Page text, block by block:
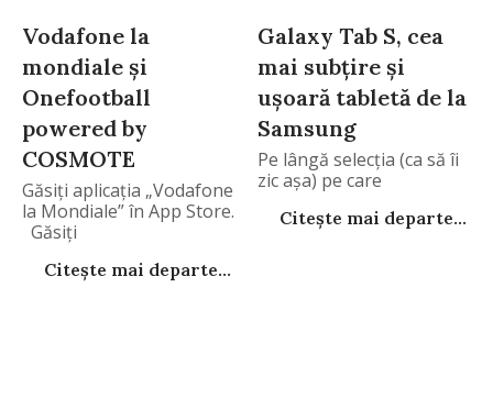
Vodafone la
mondiale şi
Onefootball
powered by
COSMOTE
Găsiţi aplicaţia „Vodafone
la Mondiale” în App Store.
Găsiţi
Citește mai departe...
Galaxy Tab S, cea
mai subțire și
ușoară tabletă de la
Samsung
Pe lângă selecţia (ca să îi
zic aşa) pe care
Citește mai departe...